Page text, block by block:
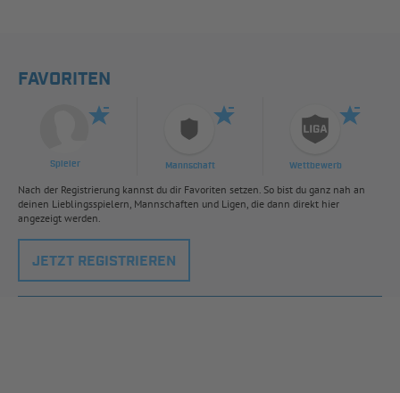
FAVORITEN
Spieler Mannschaft Wettbewerb
Nach der Registrierung kannst du dir Favoriten setzen. So bist du ganz nah an
deinen Lieblingsspielern, Mannschaften und Ligen, die dann direkt hier
angezeigt werden.
JETZT REGISTRIEREN